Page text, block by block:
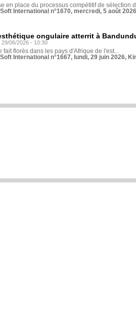
en place du processus compétitif de sélection
Soft International n°1670, mercredi, 5 août
ongulaire atterrit à
29/06/2026 - 10:30
fait florès dans les pays d'Afrique de l'est...
Soft International n°1667, lundi, 29 juin 2026,